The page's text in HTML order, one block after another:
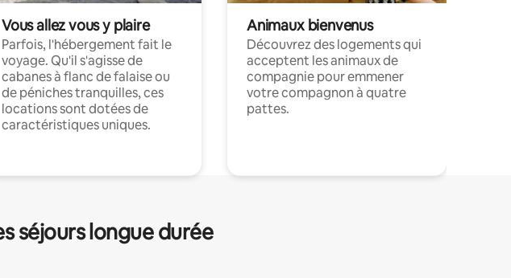
Vous allez vous y plaire
Parfois, l'hébergement fait le
voyage. Qu'il s'agisse de
cabanes à flanc de falaise ou
de péniches tranquilles, ces
locations sont dotées de
caractéristiques uniques.
Animaux bienvenus
Découvrez des logements qui
acceptent les animaux de
compagnie pour emmener
votre compagnon à quatre
pattes.
séjours longue durée